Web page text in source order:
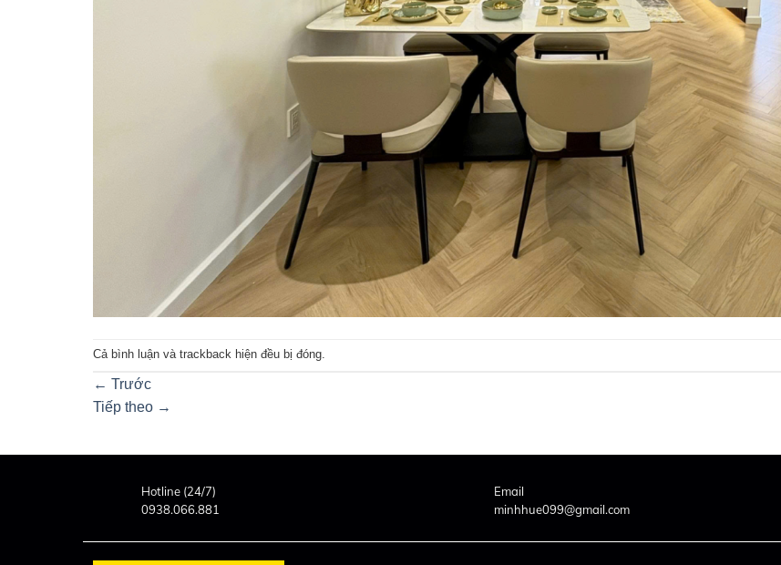
Cả bình luận và trackback hiện đều bị đóng.
← Trước
Tiếp theo →
Hotline (24/7)
0938.066.881
Email
minhhue099@gmail.com